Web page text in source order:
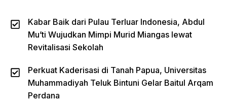
Kabar Baik dari Pulau Terluar Indonesia, Abdul
Mu’ti Wujudkan Mimpi Murid Miangas lewat
Revitalisasi Sekolah
Perkuat Kaderisasi di Tanah Papua, Universitas
Muhammadiyah Teluk Bintuni Gelar Baitul Arqam
Perdana